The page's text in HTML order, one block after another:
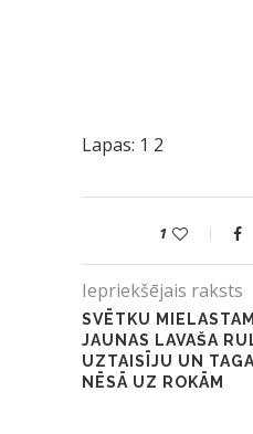
Lapas: 1 2
1
Iepriekšējais raksts
SVĒTKU
JAUNAS LAVAŠA
UZTAISĪJU UN
NĒSĀ UZ ROKĀM